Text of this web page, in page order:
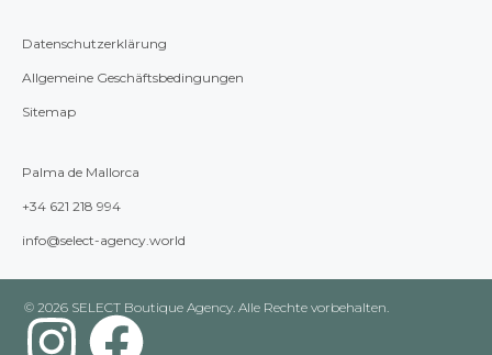
Datenschutzerklärung
Allgemeine Geschäftsbedingungen
Sitemap
Palma de Mallorca
+34 621 218 994
info@select-agency.world
© 2026 SELECT Boutique Agency. Alle Rechte vorbehalten.